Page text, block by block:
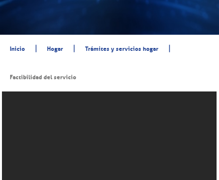
Inicio | Hogar | Trámites y servicios hogar |
Factibilidad del servicio